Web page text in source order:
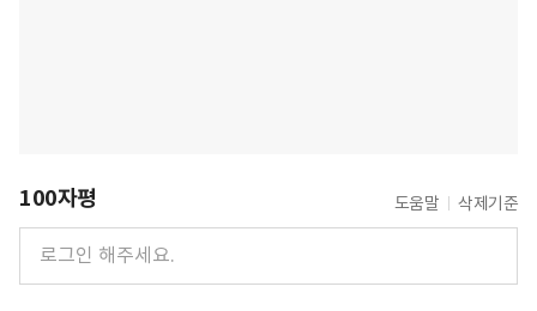
100자평 도움말 삭제기준